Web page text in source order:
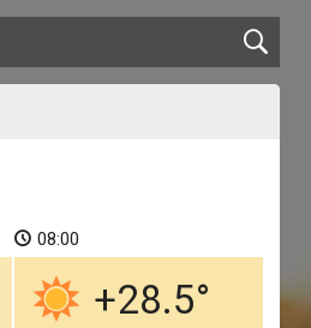
08:00
+28.5